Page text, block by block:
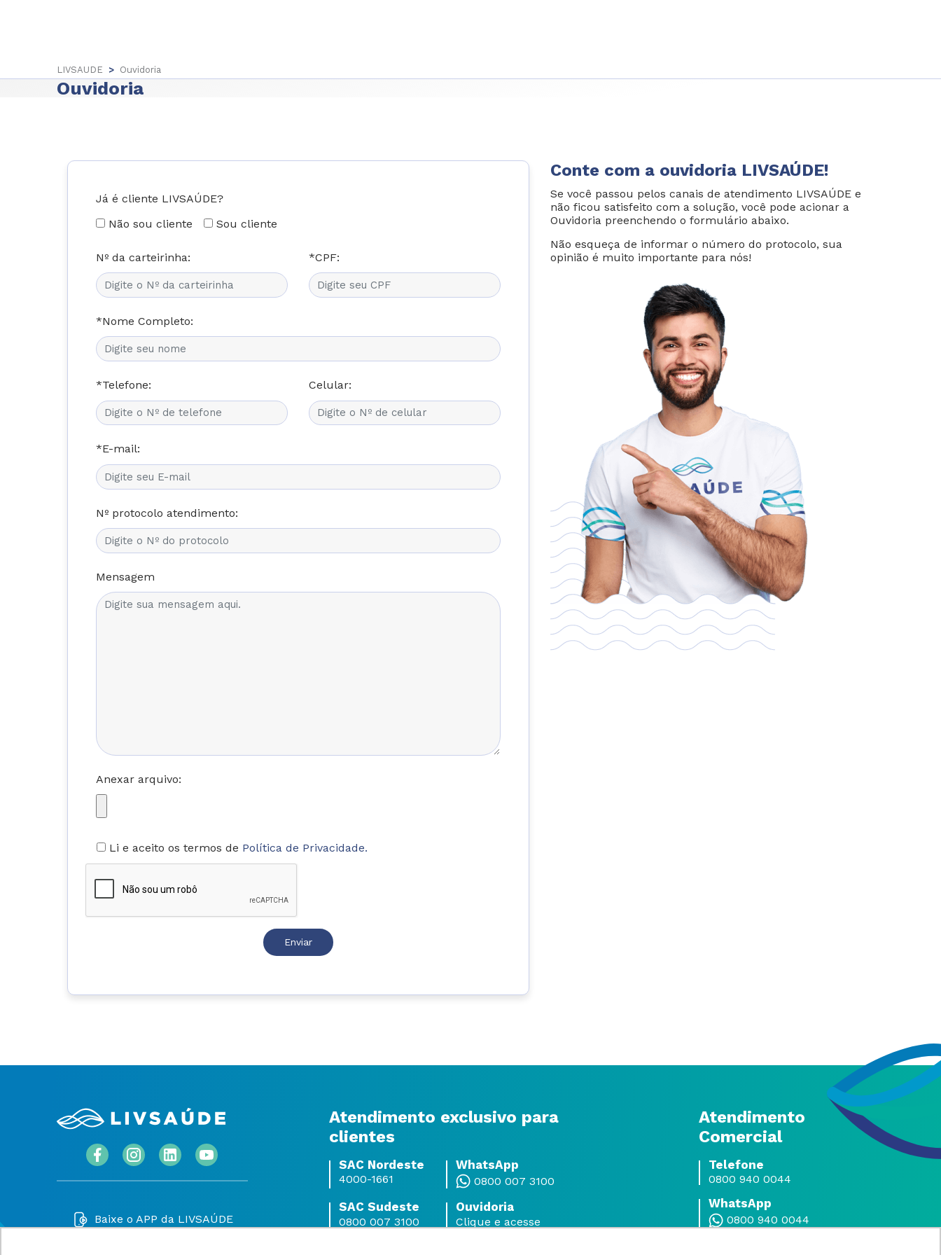
LIVSAUDE > Ouvidoria
Ouvidoria
Conte com a ouvidoria LIVSAÚDE!
Se você passou pelos canais de atendimento LIVSAÚDE e
não ficou satisfeito com a solução, você pode acionar a
Ouvidoria preenchendo o formulário abaixo.
Não esqueça de informar o número do protocolo, sua
opinião é muito importante para nós!
Já é cliente LIVSAÚDE?
Não sou cliente
Sou cliente
Nº da carteirinha: *CPF:
*Nome Completo:
*Telefone: Celular:
*E-mail:
Nº protocolo atendimento:
Mensagem
Anexar arquivo:
Li e aceito os termos de Política de Privacidade.
Baixe o APP da LIVSAÚDE
Atendimento exclusivo para
clientes
SAC Nordeste
4000-1661
WhatsApp
0800 007 3100
SAC Sudeste
0800 007 3100
Ouvidoria
Clique e acesse
Atendimento
Comercial
Telefone
0800 940 0044
WhatsApp
0800 940 0044